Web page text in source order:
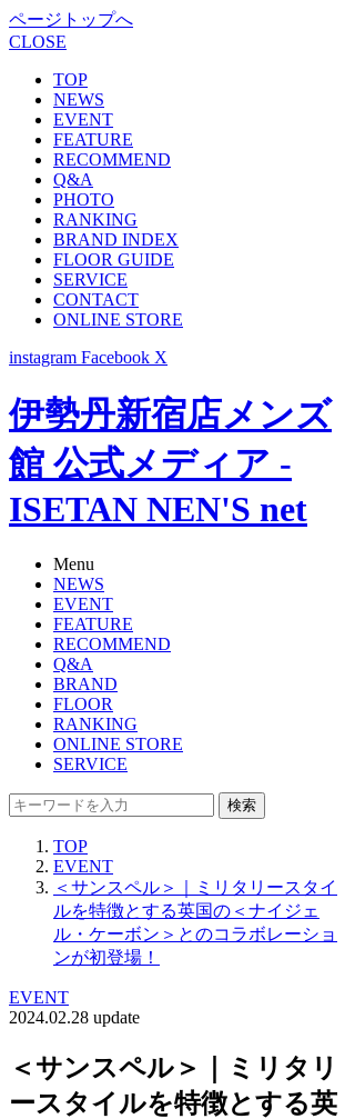
ページトップへ
CLOSE
TOP
NEWS
EVENT
FEATURE
RECOMMEND
Q&A
PHOTO
RANKING
BRAND INDEX
FLOOR GUIDE
SERVICE
CONTACT
ONLINE STORE
instagram Facebook X
伊勢丹新宿店メンズ
館 公式メディア -
ISETAN NEN'S net
Menu
NEWS
EVENT
FEATURE
RECOMMEND
Q&A
BRAND
FLOOR
RANKING
ONLINE STORE
SERVICE
検索
TOP
EVENT
＜サンスペル＞｜ミリタリースタイ
ルを特徴とする英国の＜ナイジェ
ル・ケーボン＞とのコラボレーショ
ンが初登場！
EVENT
2024.02.28 update
＜サンスペル＞｜ミリタリ
ースタイルを特徴とする英